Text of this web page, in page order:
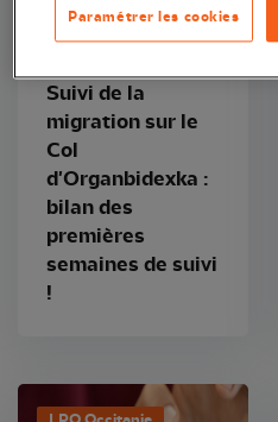
Article
Suivi de la
migration sur le
Col
d'Organbidexka :
bilan des
premières
semaines de suivi
!
Paramétrer les cookies